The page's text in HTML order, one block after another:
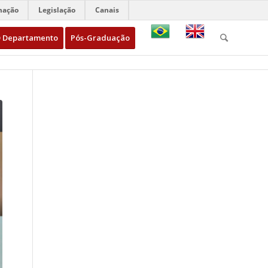
Legislação Canais
Departamento Pós-Graduação